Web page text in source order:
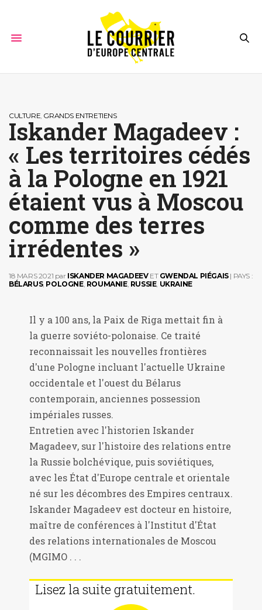
CULTURE GRANDS ENTRETIENS
Iskander Magadeev :
« Les territoires cédés
à la Pologne en 1921
étaient vus à Moscou
comme des terres
irrédentes »
18 MARS 2021 par ISKANDER MAGADEEVET GWENDAL PIÉGAIS| PAYS :
BÉLARUS, POLOGNE, ROUMANIE, RUSSIE, UKRAINE
Il y a 100 ans, la Paix de Riga mettait fin à
la guerre soviéto-polonaise. Ce traité
reconnaissait les nouvelles frontières
d'une Pologne incluant l'actuelle Ukraine
occidentale et l'ouest du Bélarus
contemporain, anciennes possession
impériales russes.
Entretien avec l'historien Iskander
Magadeev, sur l'histoire des relations entre
la Russie bolchévique, puis soviétiques,
avec les État d'Europe centrale et orientale
né sur les décombres des Empires centraux.
Iskander Magadeev est docteur en histoire,
maître de conférences à l'Institut d'État
des relations internationales de Moscou
(MGIMO . . .
Lisez la suite gratuitement.